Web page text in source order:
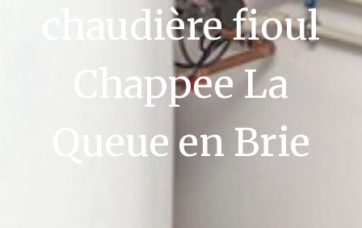
chaudière fioul
Chappee La
Queue en Brie